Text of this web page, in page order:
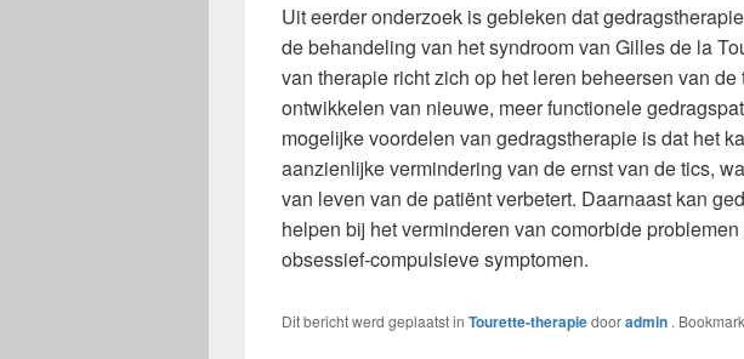
Uit eerder onderzoek is gebleken dat
de behandeling van het syndroom van Gilles de la
van therapie richt zich op het leren beheersen van de
ontwikkelen van nieuwe, meer functionele
mogelijke voordelen van gedragstherapie is dat het
aanzienlijke vermindering van de ernst van de tics,
van leven van de patiënt verbetert. Daarnaast kan
helpen bij het verminderen van comorbide
obsessief-compulsieve symptomen.
Dit bericht werd geplaatst in Tourette-therapiedooradmin .